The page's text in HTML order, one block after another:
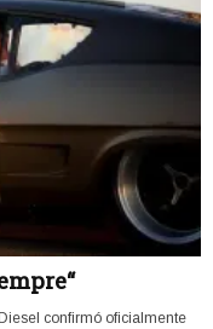
confirmó oficialmente